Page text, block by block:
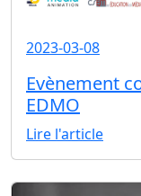
2023-03-08
Evènement
EDMO
Lire l'article